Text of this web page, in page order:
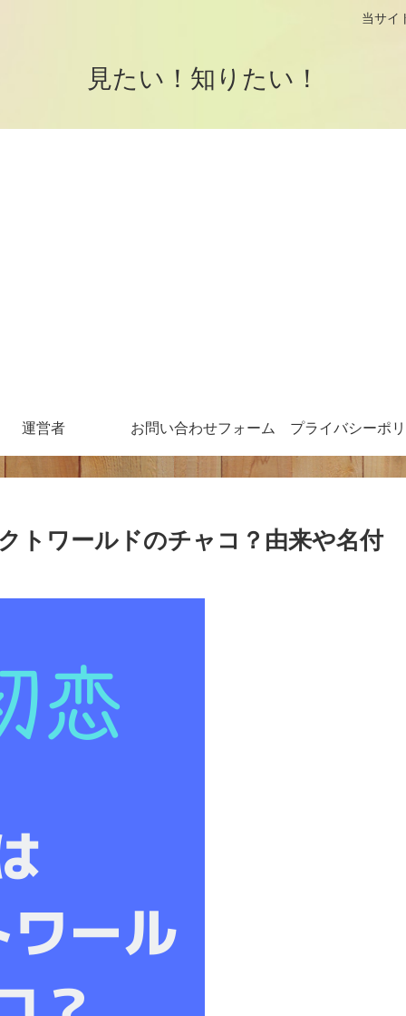
です。 当サイトはアフィリエイト
見たい！知りたい！
運営者 お問い合わせフォーム プライバシーポ
トワールドのチャコ？由来や名付